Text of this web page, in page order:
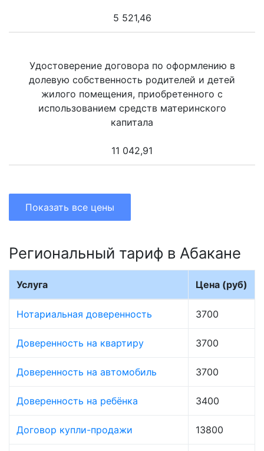
5 521,46
Удостоверение договора по оформлению в
долевую собственность родителей и детей
жилого помещения, приобретенного с
использованием средств материнского
капитала
11 042,91
Показать все цены
Региональный тариф в Абакане
Услуга Цена (руб)
Нотариальная доверенность 3700
Доверенность на квартиру 3700
Доверенность на автомобиль 3700
Доверенность на ребёнка 3400
Договор купли-продажи 13800